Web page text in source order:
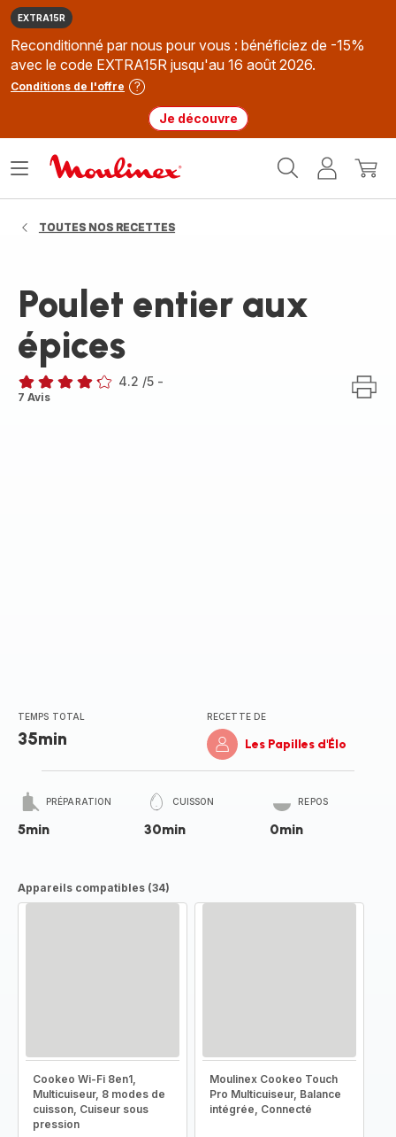
EXTRA15R
Reconditionné par nous pour vous : bénéficiez de -15%
avec le code EXTRA15R jusqu'au 16 août 2026.
Conditions de l'offre
Je découvre
MonMon
Ouvrir
TOUTES NOS RECETTES
Poulet entier aux
épices
ratings.4.2
4.2 /5 -
7 Avis
TEMPS TOTAL
35min
RECETTE DE
Les Papilles d'Élo
PRÉPARATION
5min
CUISSON
30min
REPOS
0min
Appareils compatibles (34)
Cookeo Wi-Fi 8en1,
Multicuiseur, 8 modes de
cuisson, Cuiseur sous
pression
Moulinex Cookeo Touch
Pro Multicuiseur, Balance
intégrée, Connecté